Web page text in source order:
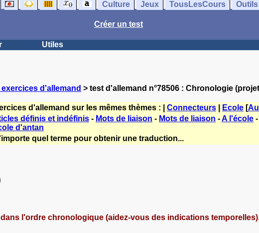
Culture Jeux TousLesCours Outils
Créer un test
Utiles
d'allemand > test d'allemand n°78506 : Chronologie
d'allemand sur les mêmes thèmes : | Connecteurs Ecole [
définis et indéfinis - Mots de liaison - Mots de liaison -A l'école -
d'antan
quel terme pour obtenir une traduction...
l'ordre chronologique (aidez-vous des indications